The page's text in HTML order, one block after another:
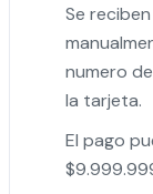
Se
numero
la tarjeta.
El pago